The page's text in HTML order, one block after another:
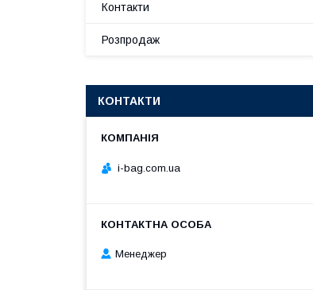
Контакти
Розпродаж
КОНТАКТИ
i-bag.com.ua
Менеджер